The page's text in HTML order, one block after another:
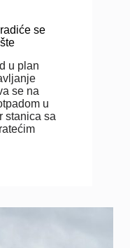
se
u plan
se na
u
stanica sa